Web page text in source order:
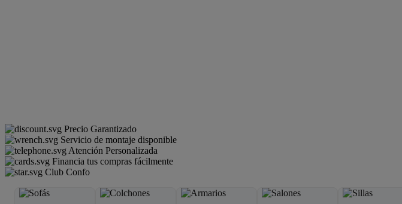
Precio Garantizado
Servicio de montaje disponible
Atención Personalizada
Financia tus compras fácilmente
Club Confo